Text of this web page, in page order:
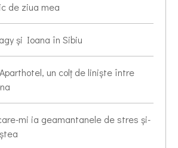
de ziua mea
și Ioana în Sibiu
un colț de liniște între
mi ia geamantanele de stres și-